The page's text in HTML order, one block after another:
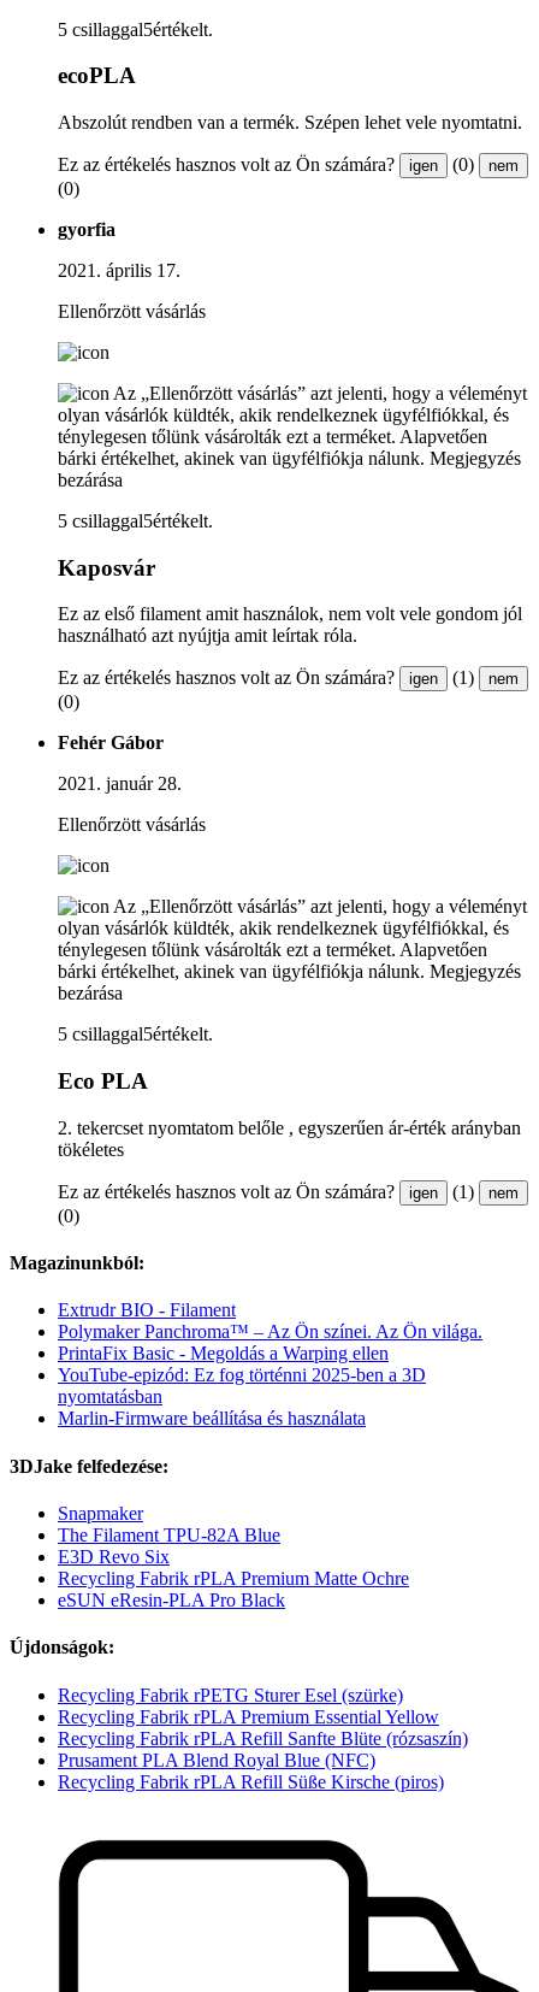
5 csillaggal5értékelt.
ecoPLA
Abszolút rendben van a termék. Szépen lehet vele nyomtatni.
Ez az értékelés hasznos volt az Ön számára? igen (0) nem
(0)
gyorfia
2021. április 17.
Ellenőrzött vásárlás
Az „Ellenőrzött vásárlás” azt jelenti, hogy a véleményt
olyan vásárlók küldték, akik rendelkeznek ügyfélfiókkal, és
ténylegesen tőlünk vásárolták ezt a terméket. Alapvetően
bárki értékelhet, akinek van ügyfélfiókja nálunk. Megjegyzés
bezárása
5 csillaggal5értékelt.
Kaposvár
Ez az első filament amit használok, nem volt vele gondom jól
használható azt nyújtja amit leírtak róla.
Ez az értékelés hasznos volt az Ön számára? igen (1) nem
(0)
Fehér Gábor
2021. január 28.
Ellenőrzött vásárlás
Az „Ellenőrzött vásárlás” azt jelenti, hogy a véleményt
olyan vásárlók küldték, akik rendelkeznek ügyfélfiókkal, és
ténylegesen tőlünk vásárolták ezt a terméket. Alapvetően
bárki értékelhet, akinek van ügyfélfiókja nálunk. Megjegyzés
bezárása
5 csillaggal5értékelt.
Eco PLA
2. tekercset nyomtatom belőle , egyszerűen ár-érték arányban
tökéletes
Ez az értékelés hasznos volt az Ön számára? igen (1) nem
(0)
Magazinunkból:
Extrudr BIO - Filament
Polymaker Panchroma™ – Az Ön színei. Az Ön világa.
PrintaFix Basic - Megoldás a Warping ellen
YouTube-epizód: Ez fog történni 2025-ben a 3D
nyomtatásban
Marlin-Firmware beállítása és használata
3DJake felfedezése:
Snapmaker
The Filament TPU-82A Blue
E3D Revo Six
Recycling Fabrik rPLA Premium Matte Ochre
eSUN eResin-PLA Pro Black
Újdonságok:
Recycling Fabrik rPETG Sturer Esel (szürke)
Recycling Fabrik rPLA Premium Essential Yellow
Recycling Fabrik rPLA Refill Sanfte Blüte (rózsaszín)
Prusament PLA Blend Royal Blue (NFC)
Recycling Fabrik rPLA Refill Süße Kirsche (piros)